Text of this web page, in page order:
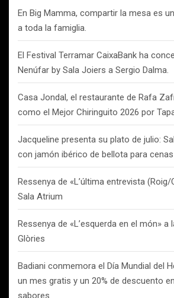
En Big Mamma, compartir la mesa es
a toda la famiglia.
El Festival Terramar CaixaBank ha
Nenúfar by Sala Joiers a Sergio Dalma.
Casa Jondal, el restaurante de Rafa
como el Mejor Chiringuito 2026 por
Jacqueline presenta su plato de julio:
con jamón ibérico de bellota para cenas
Ressenya de «L’última entrevista (Roig/
Sala Atrium
Ressenya de «L’esquerda en el món» a
Glòries
Badiani conmemora el Día Mundial del
un mes gratis y un 20% de descuento
sabores